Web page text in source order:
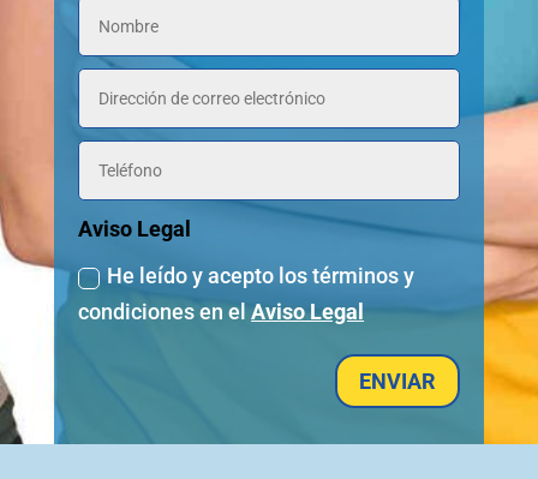
Aviso Legal
He leído y acepto los términos y
condiciones en elAviso Legal
ENVIAR